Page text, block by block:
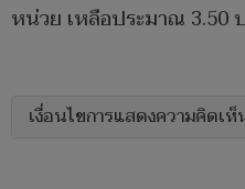
หน่วย เหลือประมาณ 3.50
เงื่อนไขการแสดงความคิดเห็